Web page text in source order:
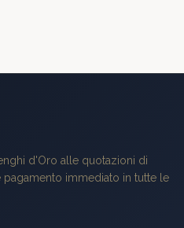
d'Oro alle quotazioni di
pagamento immediato in tutte le